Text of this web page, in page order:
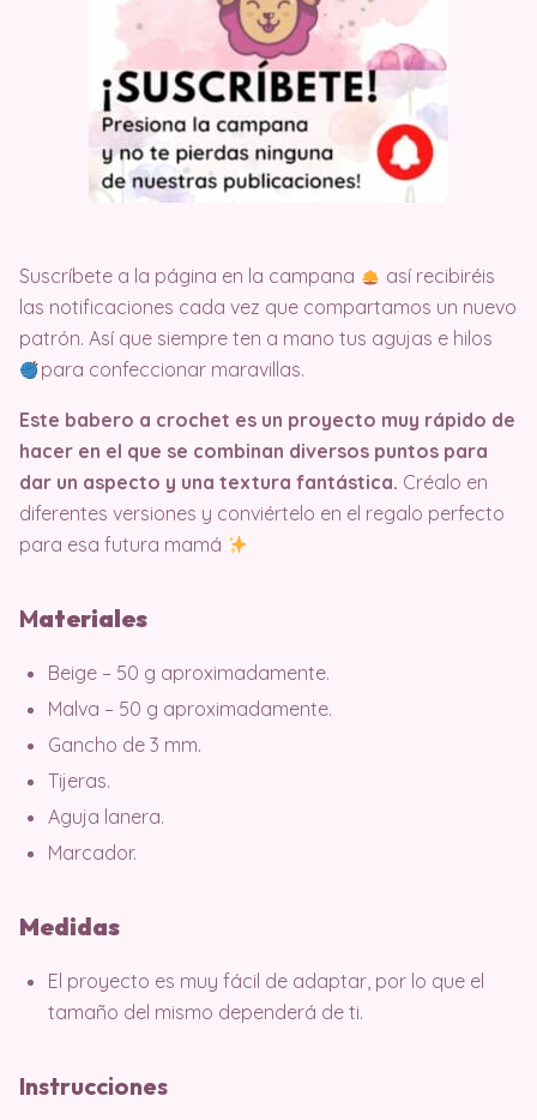
Suscríbete a la página en la campana
así recibiréis
las notificaciones cada vez que compartamos un nuevo
patrón. Así que siempre ten a mano tus agujas e hilos
para confeccionar maravillas.
Este babero a crochet es un proyecto muy rápido de
hacer en el que se combinan diversos puntos para
dar un aspecto y una textura fantástica. Créalo en
diferentes versiones y conviértelo en el regalo perfecto
para esa futura mamá
Materiales
Beige – 50 g aproximadamente.
Malva – 50 g aproximadamente.
Gancho de 3 mm.
Tijeras.
Aguja lanera.
Marcador.
Medidas
El proyecto es muy fácil de adaptar, por lo que el
tamaño del mismo dependerá de ti.
Instrucciones